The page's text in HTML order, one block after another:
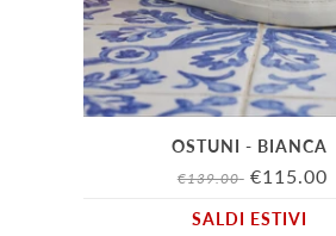
OSTUNI - BIANCA
€139.00 €115.00
SALDI ESTIVI